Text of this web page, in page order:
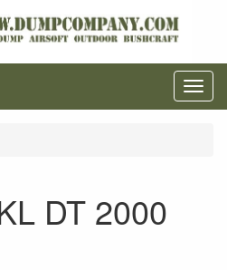
Menu
DT 2000